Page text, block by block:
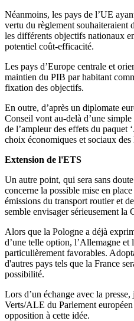
Néanmoins, les pays de l’UE
vertu du règlement souhaiteraient
les différents objectifs nationaux
potentiel coût-efficacité.
Les pays d’Europe centrale et
maintien du PIB par habitant
fixation des objectifs.
En outre, d’après un diplomate
Conseil vont au-delà d’une
de l’ampleur des effets du paquet
choix économiques et sociaux des
Extension de l'ETS
Un autre point, qui sera sans
concerne la possible mise en
émissions du transport routier et
semble envisager sérieusement
Alors que la Pologne a déjà
d’une telle option, l’Allemagne et
particulièrement favorables.
d'autres pays tels que la France
possibilité.
Lors d’un échange avec la
Verts/ALE du Parlement
opposition à cette idée.